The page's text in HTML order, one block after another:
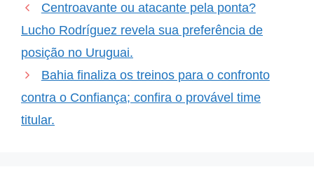
Esquadrão se prepara
para…
Centroavante ou atacante pela ponta?
Lucho Rodríguez revela sua preferência de
posição no Uruguai.
Bahia finaliza os treinos para o confronto
contra o Confiança; confira o provável time
titular.